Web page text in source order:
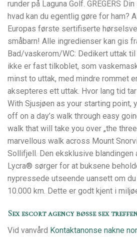
runder på Laguna Golf. GREGERS
hvad kan du egentlig gøre for ham?
Europas første sertifiserte
småbarn! Alle ingredienser kan gis
Bad/vaskerom/WC: Dedikert uttak
ikke er fast tilkoblet, som
minst to uttak, med mindre rommet
aksepteres ett uttak. Hvor lang tid
With Sjusjøen as your starting point,
off on a day’s walk through easy
walk that will take you over „the
marvellous walk across Mount
Sollifjell. Den eksklusive blandingen
Lycra® sørger for at buksene
nypressede utseende uansett om
10.000 km. Dette er godt kjent i
Sex escort agency bøsse sex
Vid vanvård Kontaktanonse nakne